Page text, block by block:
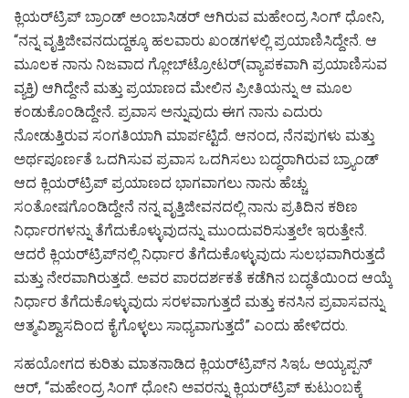
ಕ್ಲಿಯರ್‌ಟ್ರಿಪ್ ಬ್ರಾಂಡ್ ಅಂಬಾಸಿಡರ್ ಆಗಿರುವ ಮಹೇಂದ್ರ ಸಿಂಗ್ ಧೋನಿ,
“ನನ್ನ ವೃತ್ತಿಜೀವನದುದ್ದಕ್ಕೂ ಹಲವಾರು ಖಂಡಗಳಲ್ಲಿ ಪ್ರಯಾಣಿಸಿದ್ದೇನೆ. ಆ
ಮೂಲಕ ನಾನು ನಿಜವಾದ ಗ್ಲೋಬ್‌ಟ್ರೋಟರ್(ವ್ಯಾಪಕವಾಗಿ ಪ್ರಯಾಣಿಸುವ
ವ್ಯಕ್ತಿ) ಆಗಿದ್ದೇನೆ ಮತ್ತು ಪ್ರಯಾಣದ ಮೇಲಿನ ಪ್ರೀತಿಯನ್ನು ಆ ಮೂಲ
ಕಂಡುಕೊಂಡಿದ್ದೇನೆ. ಪ್ರವಾಸ ಅನ್ನುವುದು ಈಗ ನಾನು ಎದುರು
ನೋಡುತ್ತಿರುವ ಸಂಗತಿಯಾಗಿ ಮಾರ್ಪಟ್ಟಿದೆ. ಆನಂದ, ನೆನಪುಗಳು ಮತ್ತು
ಅರ್ಥಪೂರ್ಣತೆ ಒದಗಿಸುವ ಪ್ರವಾಸ ಒದಗಿಸಲು ಬದ್ಧರಾಗಿರುವ ಬ್ರ್ಯಾಂಡ್
ಆದ ಕ್ಲಿಯರ್‌ಟ್ರಿಪ್‌ ಪ್ರಯಾಣದ ಭಾಗವಾಗಲು ನಾನು ಹೆಚ್ಚು
ಸಂತೋಷಗೊಂಡಿದ್ದೇನೆ ನನ್ನ ವೃತ್ತಿಜೀವನದಲ್ಲಿ ನಾನು ಪ್ರತಿದಿನ ಕಠಿಣ
ನಿರ್ಧಾರಗಳನ್ನು ತೆಗೆದುಕೊಳ್ಳುವುದನ್ನು ಮುಂದುವರಿಸುತ್ತಲೇ ಇರುತ್ತೇನೆ.
ಆದರೆ ಕ್ಲಿಯರ್‌ಟ್ರಿಪ್‌ನಲ್ಲಿ ನಿರ್ಧಾರ ತೆಗೆದುಕೊಳ್ಳುವುದು ಸುಲಭವಾಗಿರುತ್ತದೆ
ಮತ್ತು ನೇರವಾಗಿರುತ್ತದೆ. ಅವರ ಪಾರದರ್ಶಕತೆ ಕಡೆಗಿನ ಬದ್ಧತೆಯಿಂದ ಆಯ್ಕೆ
ನಿರ್ಧಾರ ತೆಗೆದುಕೊಳ್ಳುವುದು ಸರಳವಾಗುತ್ತದೆ ಮತ್ತು ಕನಸಿನ ಪ್ರವಾಸವನ್ನು
ಆತ್ಮವಿಶ್ವಾಸದಿಂದ ಕೈಗೊಳ್ಳಲು ಸಾಧ್ಯವಾಗುತ್ತದೆ” ಎಂದು ಹೇಳಿದರು.
ಸಹಯೋಗದ ಕುರಿತು ಮಾತನಾಡಿದ ಕ್ಲಿಯರ್‌ಟ್ರಿಪ್‌ನ ಸಿಇಓ ಅಯ್ಯಪ್ಪನ್
ಆರ್, “ಮಹೇಂದ್ರ ಸಿಂಗ್ ಧೋನಿ ಅವರನ್ನು ಕ್ಲಿಯರ್‌ಟ್ರಿಪ್ ಕುಟುಂಬಕ್ಕೆ